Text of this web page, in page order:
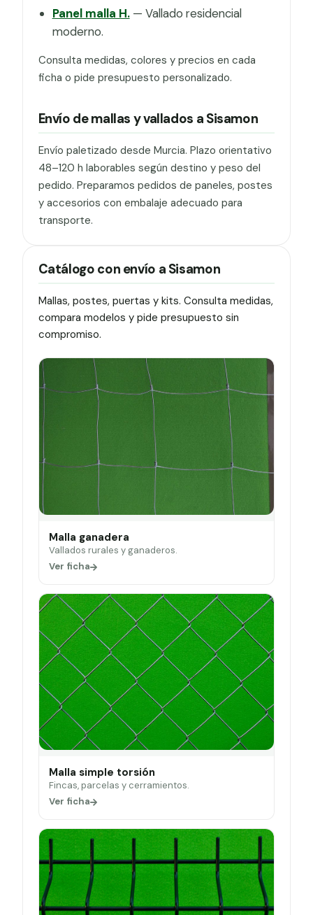
Panel malla H.— Vallado residencial
moderno.
Consulta medidas, colores y precios en cada
ficha o pide presupuesto personalizado.
Envío de mallas y vallados a Sisamon
Envío paletizado desde Murcia. Plazo orientativo
48–120 h laborables según destino y peso del
pedido. Preparamos pedidos de paneles, postes
y accesorios con embalaje adecuado para
transporte.
Catálogo con envío a Sisamon
Mallas, postes, puertas y kits. Consulta medidas,
compara modelos y pide presupuesto sin
compromiso.
Malla ganadera
Vallados rurales y ganaderos.
Ver ficha
Malla simple torsión
Fincas, parcelas y cerramientos.
Ver ficha